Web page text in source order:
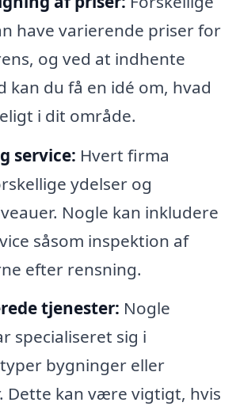
have varierende priser for
og ved at indhente
kan du få en idé om, hvad
i dit område.
service: Hvert firma
ydelser og
Nogle kan inkludere
såsom inspektion af
efter rensning.
tjenester: Nogle
specialiseret sig i
bygninger eller
Dette kan være vigtigt, hvis